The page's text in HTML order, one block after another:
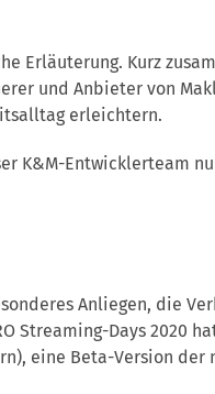
Erläuterung. Kurz
und Anbieter von
erleichtern.
K&M-Entwicklerteam
Anliegen, die
Streaming-Days 2020
eine Beta-Version